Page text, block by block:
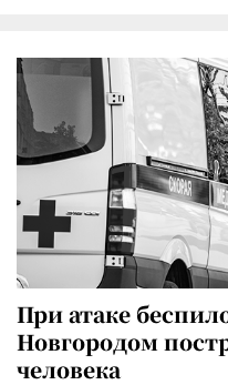
При атаке
Новгородом
человека